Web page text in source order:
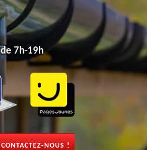
7h-19h
CONTACTEZ-NOUS !